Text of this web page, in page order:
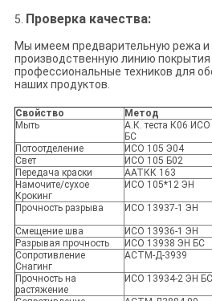
5. Проверка качества:
Мы имеем предварительную режа и
производственную линию
профессиональные техников для
наших продуктов.
Свойство Метод
Мыть
А.К. теста К06
БС
Потоотделение ИСО 105 Э04
Свет
ИСО 105 Б02
Передача краски
ААТКК 163
Намочите/сухое
Крокинг
ИСО 105*12 ЭН
Прочность разрыва ИСО 13937-1 ЭН
Смещение шва
ИСО 13936-1 ЭН
Разрывая прочность
ИСО 13938 ЭН БС
Сопротивление
Снагинг
АСТМ-Д-3939
Прочность на
растяжение
ИСО 13934-2 ЭН БС